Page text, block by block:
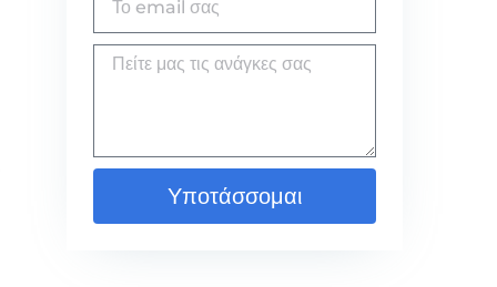
Υποτάσσομαι